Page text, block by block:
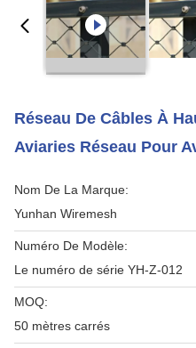
Réseau De Câbles À
Aviaries Réseau Pour
Nom De La Marque:
Yunhan Wiremesh
Numéro De Modèle:
Le numéro de série YH-Z-012
MOQ:
50 mètres carrés